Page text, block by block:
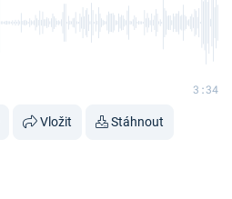
3:34
Vložit Stáhnout